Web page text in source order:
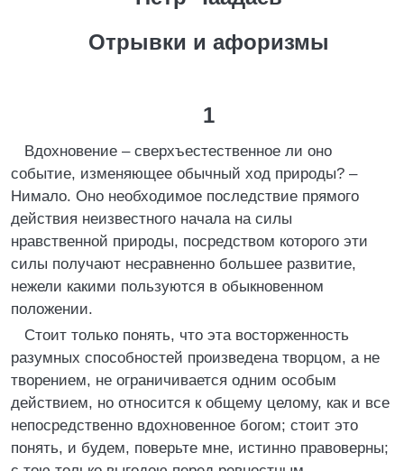
Отрывки и афоризмы
1
Вдохновение – сверхъестественное ли оно
событие, изменяющее обычный ход природы? –
Нимало. Оно необходимое последствие прямого
действия неизвестного начала на силы
нравственной природы, посредством которого эти
силы получают несравненно большее развитие,
нежели какими пользуются в обыкновенном
положении.
Стоит только понять, что эта восторженность
разумных способностей произведена творцом, а не
творением, не ограничивается одним особым
действием, но относится к общему целому, как и все
непосредственно вдохновенное богом; стоит это
понять, и будем, поверьте мне, истинно правоверны;